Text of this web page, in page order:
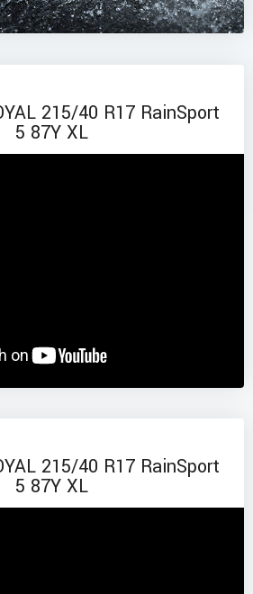
215/40 R17 RainSport
5 87Y XL
215/40 R17 RainSport
5 87Y XL